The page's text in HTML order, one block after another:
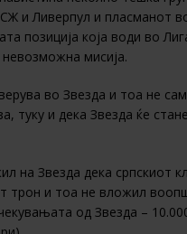
и Ливерпул и пласманот
позиција која води во
мисија.
во Звезда и тоа не
туку и дека Звезда ќе
на Звезда дека српскиот
трон и тоа не вложил
од Звезда –